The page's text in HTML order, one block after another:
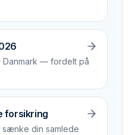
Danmark — fordelt på
forsikring
din samlede